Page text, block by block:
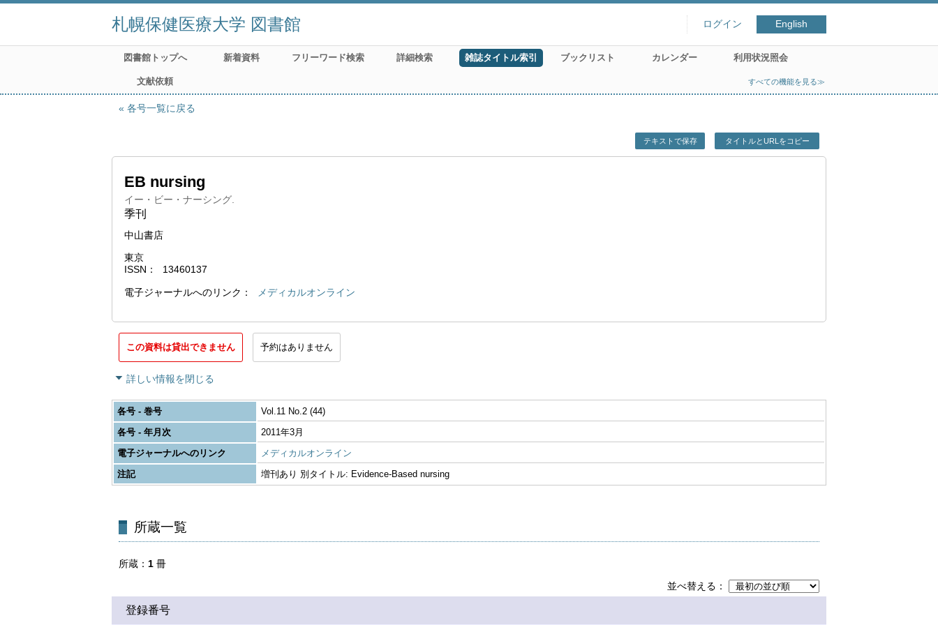
札幌保健医療大学 図書館 ログイン English
図書館トップへ 新着資料 フリーワード検索 詳細検索 雑誌タイトル索引 ブックリスト カレンダー 利用状況照会
文献依頼 すべての機能を見る≫
各号一覧に戻る
テキストで保存 タイトルとURLをコピー
EB nursing
イー・ビー・ナーシング.
季刊
中山書店
東京
ISSN
13460137
電子ジャーナルへのリンク メディカルオンライン
この資料は貸出できません 予約はありません
詳しい情報を閉じる
各号 - 巻号
Vol.11 No.2 (44)
各号 - 年月次
2011年3月
電子ジャーナルへのリンク
メディカルオンライン
注記
増刊あり 別タイトル: Evidence-Based nursing
所蔵一覧
所蔵 1 冊
並べ替える
登録番号